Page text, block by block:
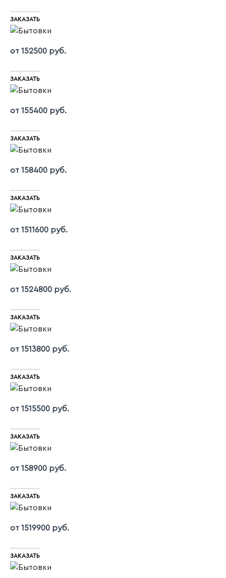
ЗАКАЗАТЬ
от 152500 руб.
ЗАКАЗАТЬ
от 155400 руб.
ЗАКАЗАТЬ
от 158400 руб.
ЗАКАЗАТЬ
от 1511600 руб.
ЗАКАЗАТЬ
от 1524800 руб.
ЗАКАЗАТЬ
от 1513800 руб.
ЗАКАЗАТЬ
от 1515500 руб.
ЗАКАЗАТЬ
от 158900 руб.
ЗАКАЗАТЬ
от 1519900 руб.
ЗАКАЗАТЬ